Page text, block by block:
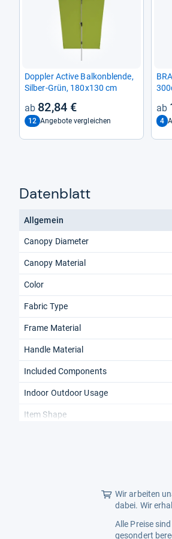
Dopp­ler Active Bal­kon­blende,
Sil­ber-​Grün, 180x130 cm
82,84 €
12 Angebote vergleichen 4
Datenblatt
Allgemein
Canopy Diameter
Canopy Material
Color
Fabric Type
Frame Material
Handle Material
Included Components
Indoor Outdoor Usage
Item Shape
Wir arbeiten
dabei. Wir
Alle Preise
gesondert